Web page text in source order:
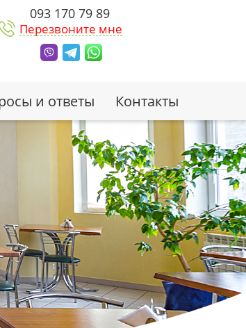
093 170 79 89
Перезвоните мне
и ответы Контакты